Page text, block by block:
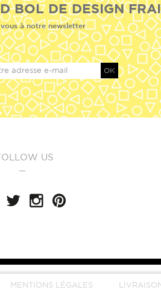
BOL DE DESIGN
à notre newsletter
OK
US
MENTIONS LÉGALES